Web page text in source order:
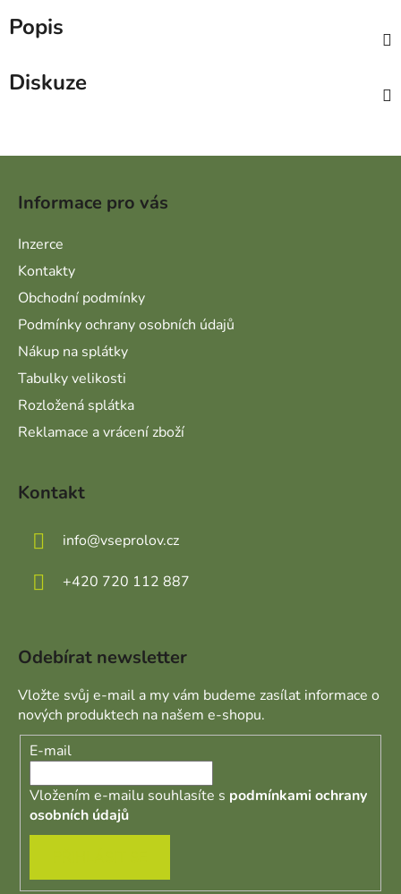
Popis
Diskuze
Informace pro vás
Inzerce
Kontakty
Obchodní podmínky
Podmínky ochrany osobních údajů
Nákup na splátky
Tabulky velikosti
Rozložená splátka
Reklamace a vrácení zboží
Kontakt
info@vseprolov.cz
+420 720 112 887
Odebírat newsletter
Vložte svůj e-mail a my vám budeme zasílat informace o
nových produktech na našem e-shopu.
E-mail
Vložením e-mailu souhlasíte s podmínkami ochrany
osobních údajů